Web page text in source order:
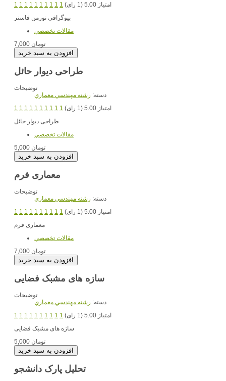
1 1 1 1 1 1 1 1 1 1
امتیاز 5.00 (1 رای)
بیوگرافی نورمن فاستر
مقالات تخصصي
7,000 تومان
طراحی دیوار حائل
توضیحات
دسته: رشته مهندسي معماري
1 1 1 1 1 1 1 1 1 1
امتیاز 5.00 (1 رای)
طراحی دیوار حائل
مقالات تخصصي
5,000 تومان
معماری فرم
توضیحات
دسته: رشته مهندسي معماري
1 1 1 1 1 1 1 1 1 1
امتیاز 5.00 (1 رای)
مقالات تخصصي
7,000 تومان
سازه های مشبک فضایی
توضیحات
دسته: رشته مهندسي معماري
1 1 1 1 1 1 1 1 1 1
امتیاز 5.00 (1 رای)
سازه های مشبک فضایی
5,000 تومان
تحلیل پارک دانشجو